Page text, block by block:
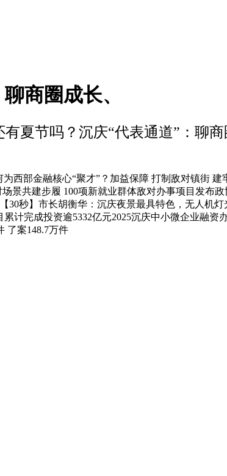
商圈成长、
有夏节吗？沉庆“代表通道”：聊商
部金融核心“聚才”？加益保障 打制敌对镇街 建
景共建步履 100项新就业群体敌对办事项目发布
秒】市长胡衡华：沉庆夜景最具特色，无人机灯
计完成投资逾5332亿元2025沉庆中小微企业融
了案148.7万件